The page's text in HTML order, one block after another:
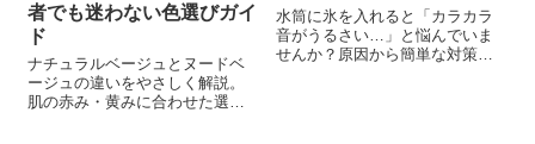
者でも迷わない色選びガイ
ド
ナチュラルベージュとヌードベ
ージュの違いをやさしく解説。
肌の赤み・黄みに合わせた選び
水筒に氷を入れると「カラカラ
音がうるさい…」と悩んでいま
せんか？原因から簡単な対策、